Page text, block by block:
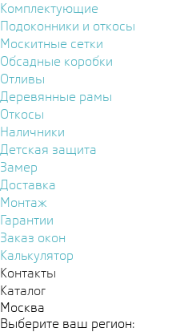
Комплектующие
Подоконники и откосы
Москитные сетки
Обсадные коробки
Отливы
Деревянные рамы
Откосы
Наличники
Детская защита
Замер
Доставка
Монтаж
Гарантии
Заказ окон
Калькулятор
Контакты
Каталог
Москва
Выберите ваш регион: